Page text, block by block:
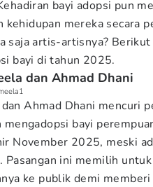
bayi adopsi pun
kehidupan mereka secara
saja artis-artisnya?
bayi di tahun 2025.
dan Ahmad Dhani
dan Ahmad Dhani mencuri
mengadopsi bayi
November 2025, meski
Pasangan ini memilih
ke publik demi